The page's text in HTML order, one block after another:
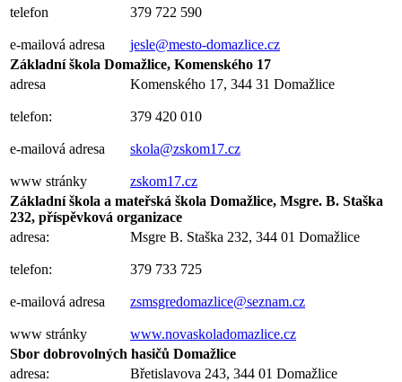
telefon
e-mailová adresa
379 722 590
jesle@mesto-domazlice.cz
Základní škola Domažlice, Komenského 17
adresa
telefon:
e-mailová adresa
www stránky
Komenského 17, 344 31 Domažlice
379 420 010
skola@zskom17.cz
zskom17.cz
Základní škola a mateřská škola Domažlice, Msgre. B. Staška
232, příspěvková organizace
adresa:
telefon:
e-mailová adresa
www stránky
Msgre B. Staška 232, 344 01 Domažlice
379 733 725
zsmsgredomazlice@seznam.cz
www.novaskoladomazlice.cz
Sbor dobrovolných hasičů Domažlice
adresa:
Břetislavova 243, 344 01 Domažlice